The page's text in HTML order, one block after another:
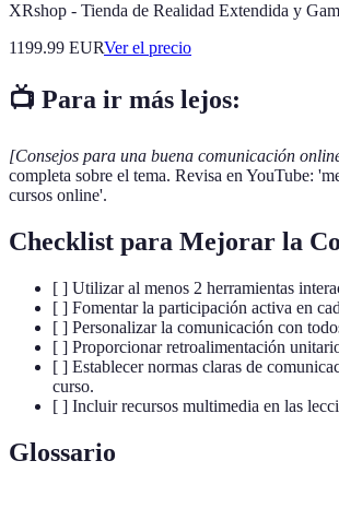
XRshop - Tienda de Realidad Extendida y
1199.99 EURVer el precio
📺 Para ir más lejos:
[Consejos para una buena comunicación
completa sobre el tema. Revisa en YouTube:
cursos online'.
Checklist para Mejorar la
[ ] Utilizar al menos 2 herramientas
[ ] Fomentar la participación activa en
[ ] Personalizar la comunicación con
[ ] Proporcionar retroalimentación
[ ] Establecer normas claras de
curso.
[ ] Incluir recursos multimedia en las
Glossario